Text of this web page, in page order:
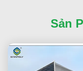
Sản